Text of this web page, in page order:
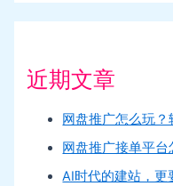
近期文章
网盘推广怎么玩
网盘推广接单平台
AI时代的建站，更